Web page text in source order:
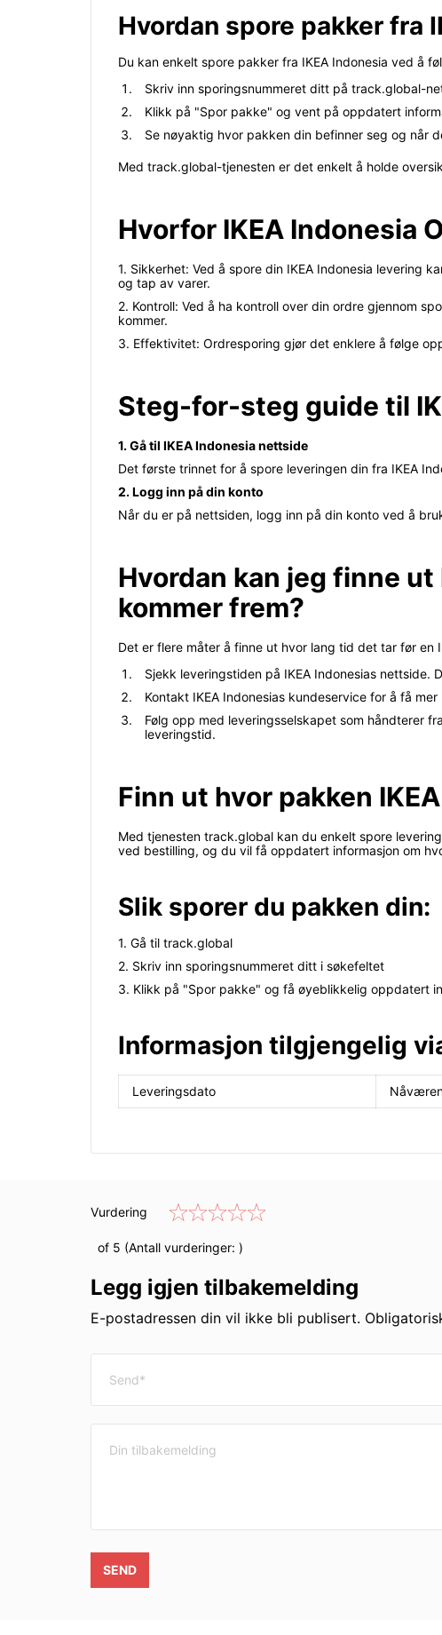
Hvordan spore pakker fra
Du kan enkelt spore pakker fra IKEA Indonesia ved å
Skriv inn sporingsnummeret ditt på track.global-
Klikk på "Spor pakke" og vent på oppdatert
Se nøyaktig hvor pakken din befinner seg og når
Med track.global-tjenesten er det enkelt å holde
Hvorfor IKEA Indonesia
1. Sikkerhet: Ved å spore din IKEA Indonesia levering
og tap av varer.
2. Kontroll: Ved å ha kontroll over din ordre gjennom
kommer.
3. Effektivitet: Ordresporing gjør det enklere å følge
Steg-for-steg guide til
1. Gå til IKEA Indonesia nettside
Det første trinnet for å spore leveringen din fra IKEA
2. Logg inn på din konto
Når du er på nettsiden, logg inn på din konto ved å
Hvordan kan jeg finne
kommer frem?
Det er flere måter å finne ut hvor lang tid det tar før en
Sjekk leveringstiden på IKEA Indonesias
Kontakt IKEA Indonesias kundeservice for å få
Følg opp med leveringsselskapet som håndterer
leveringstid.
Finn ut hvor pakken
Med tjenesten track.global kan du enkelt spore
ved bestilling, og du vil få oppdatert informasjon om
Slik sporer du pakken din:
1. Gå til track.global
2. Skriv inn sporingsnummeret ditt i søkefeltet
3. Klikk på "Spor pakke" og få øyeblikkelig oppdatert
Informasjon tilgjengelig
Leveringsdato
Vurdering
of 5 (Antall vurderinger: )
Legg igjen tilbakemelding
E-postadressen din vil ikke bli publisert.
SEND